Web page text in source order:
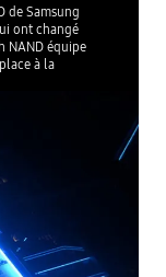
de Samsung
ont changé
NAND équipe
à la